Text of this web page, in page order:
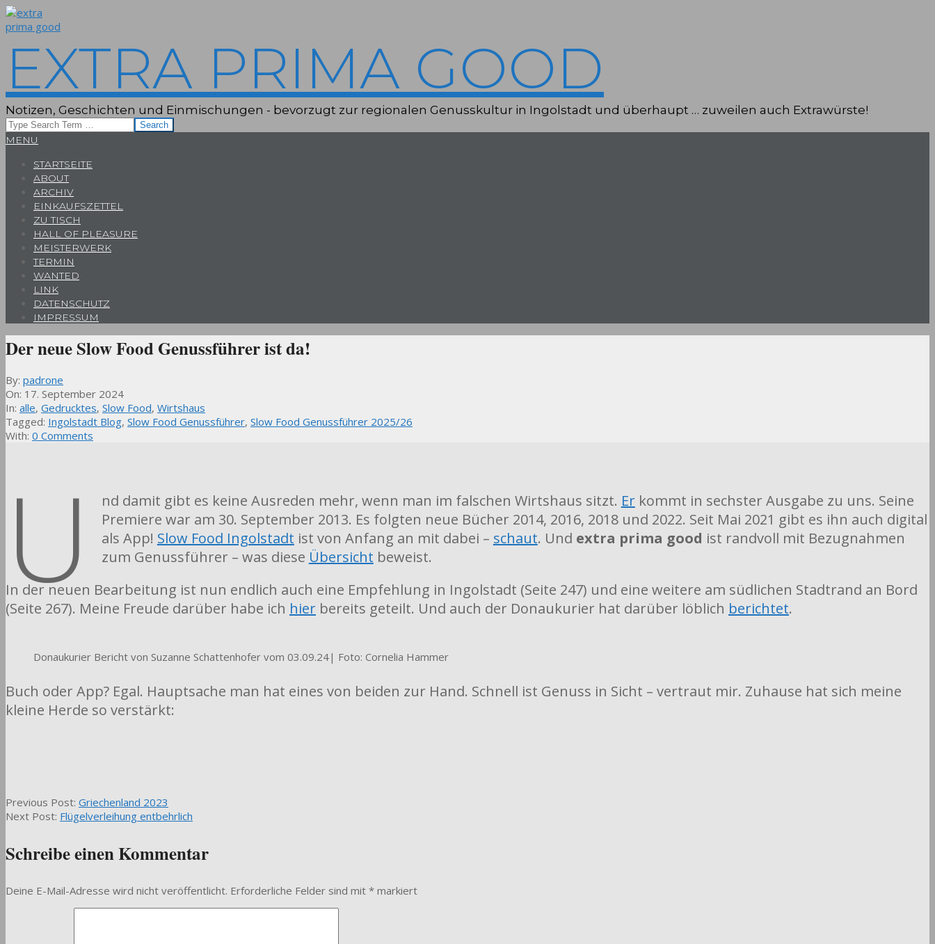
Skip
to
EXTRA PRIMA GOOD
Notizen, Geschichten und Einmischungen - bevorzugt zur regionalen Genusskultur in Ingolstadt und überhaupt … zuweilen auch Extrawürste!
Search
Primary
MENU
STARTSEITE
ABOUT
ARCHIV
EINKAUFSZETTEL
ZU TISCH
HALL OF PLEASURE
MEISTERWERK
TERMIN
WANTED
LINK
DATENSCHUTZ
IMPRESSUM
Der neue Slow Food Genussführer ist da!
By: padrone
On: 17. September 2024
In: alle, Gedrucktes, Slow Food, Wirtshaus
Tagged: Ingolstadt Blog, Slow Food Genussführer, Slow Food Genussführer 2025/26
With: 0 Comments
U nd damit gibt es keine Ausreden mehr, wenn man im falschen Wirtshaus sitzt. Erkommt in sechster Ausgabe zu uns. Seine
Premiere war am 30. September 2013. Es folgten neue Bücher 2014, 2016, 2018 und 2022. Seit Mai 2021 gibt es ihn auch digital
als App! Slow Food Ingolstadt ist von Anfang an mit dabei – schaut. Und extra prima good ist randvoll mit Bezugnahmen
zum Genussführer – was diese Übersicht beweist.
In der neuen Bearbeitung ist nun endlich auch eine Empfehlung in Ingolstadt (Seite 247) und eine weitere am südlichen Stadtrand an Bord
(Seite 267). Meine Freude darüber habe ich hier bereits geteilt. Und auch der Donaukurier hat darüber löblich berichtet.
Donaukurier Bericht von Suzanne Schattenhofer vom 03.09.24| Foto: Cornelia Hammer
Buch oder App? Egal. Hauptsache man hat eines von beiden zur Hand. Schnell ist Genuss in Sicht – vertraut mir. Zuhause hat sich meine
kleine Herde so verstärkt:
2024-
09-
Previous Post: Griechenland 2023
Next Post: Flügelverleihung entbehrlich
Schreibe einen Kommentar
Deine E-Mail-Adresse wird nicht veröffentlicht. Erforderliche Felder sind mit * markiert